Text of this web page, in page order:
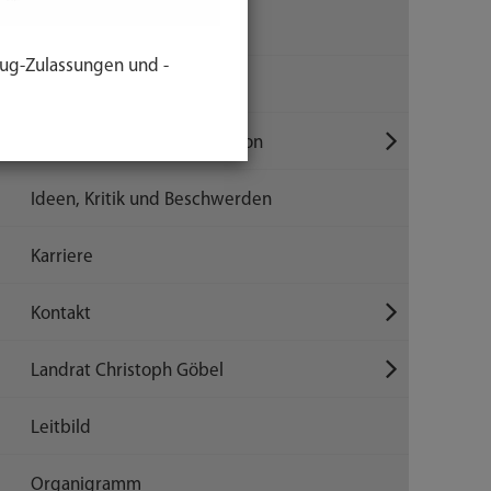
Elektronische Kommunikation
Ideen, Kritik und Beschwerden
Karriere
Kontakt
Landrat Christoph Göbel
Leitbild
Organigramm
Zulassungen und -